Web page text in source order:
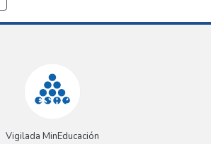
Vigilada MinEducación